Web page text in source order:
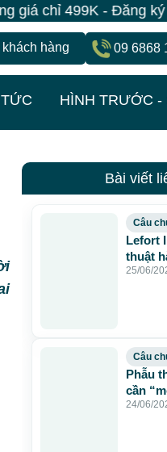
Đăng ký giữ suất
hàng 09 6868
HÌNH TRƯỚC -
Bài viết
Câu
Lefort
thuật
độ III
25/06/
Câu
Phẫu
cần
trước
24/06/